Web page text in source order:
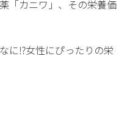
「カニワ」、その栄養価
に⁉女性にぴったりの栄